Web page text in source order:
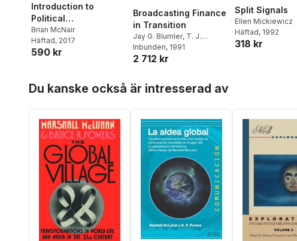
Introduction to
Political
Communication
Brian McNair
Häftad, 2017
590 kr
Broadcasting Finance
in Transition
Jay G. Blumler, T. J.
Nossiter
Inbunden, 1991
2 712 kr
Split Signals
Ellen Mickiewicz
Häftad, 1992
318 kr
Du kanske också är intresserad av